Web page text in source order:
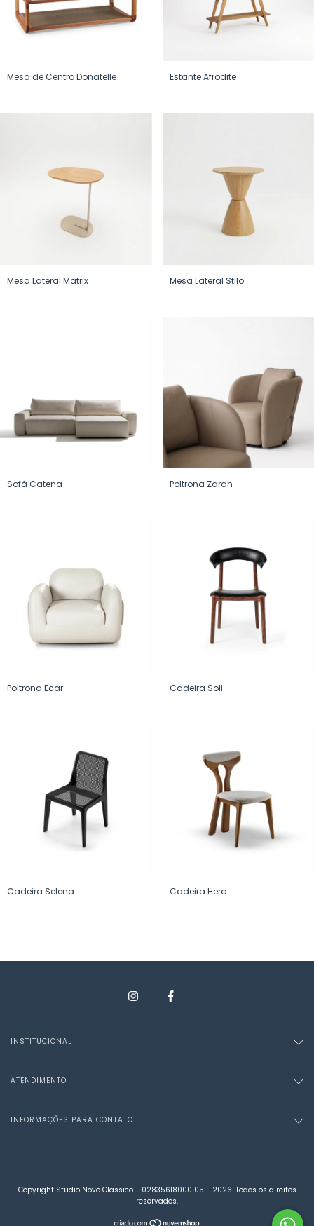
Mesa de Centro Donatelle Estante Afrodite
Mesa Lateral Matrix Mesa Lateral Stilo
Sofá Catena Poltrona Zarah
Poltrona Ecar Cadeira Soli
Cadeira Selena Cadeira Hera
INSTITUCIONAL
ATENDIMENTO
INFORMAÇÕES PARA CONTATO
Copyright Studio Novo Classico - 02835618000105 - 2026. Todos os direitos
reservados.